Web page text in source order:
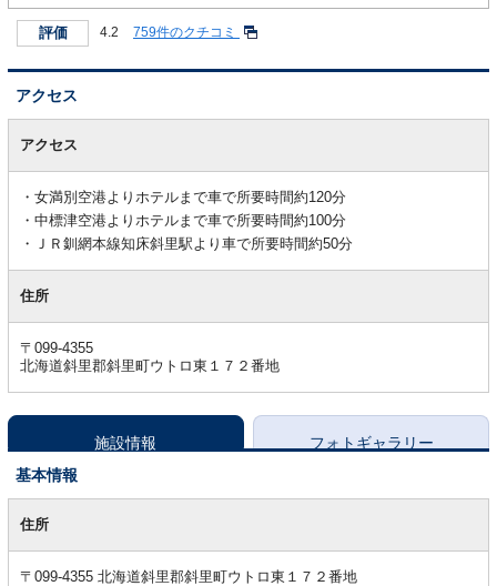
評価 4.2 759件のクチコミ
アクセス
アクセス
女満別空港よりホテルまで車で所要時間約120分
中標津空港よりホテルまで車で所要時間約100分
ＪＲ釧網本線知床斜里駅より車で所要時間約50分
住所
〒099-4355
北海道斜里郡斜里町ウトロ東１７２番地
施設情報
フォトギャラリー
基本情報
本住所
〒099-4355 北海道斜里郡斜里町ウトロ東１７２番地